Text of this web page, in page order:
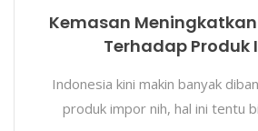
Kemasan
Terhadap Produk
Indonesia kini makin banyak
produk impor nih, hal ini tentu